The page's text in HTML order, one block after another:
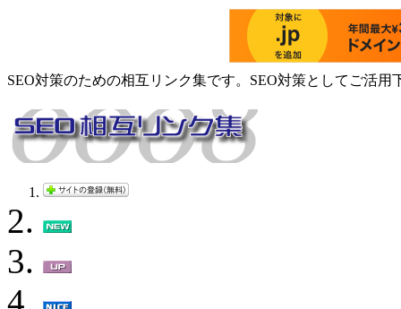
SEO対策のための相互リンク集です。SEO対策としてご活用